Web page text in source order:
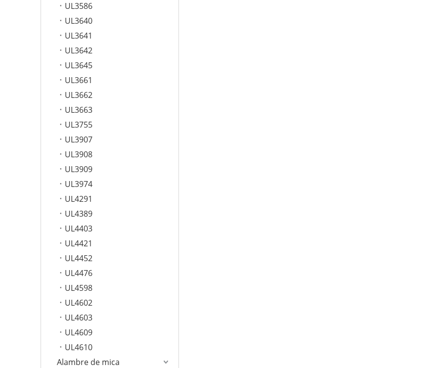
UL3586
UL3640
UL3641
UL3642
UL3645
UL3661
UL3662
UL3663
UL3755
UL3907
UL3908
UL3909
UL3974
UL4291
UL4389
UL4403
UL4421
UL4452
UL4476
UL4598
UL4602
UL4603
UL4609
UL4610
Alambre de mica